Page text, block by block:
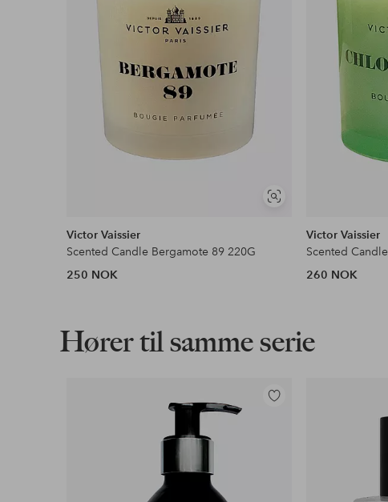
Vis
Victor Vaissier
Scented Candle Bergamote 89 220G
250 NOK
Victor Vaissier
Scented
260 NOK
Hører til samme serie
Legg